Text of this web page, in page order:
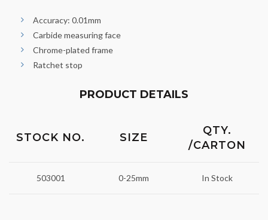
Accuracy: 0.01mm
Carbide measuring face
Chrome-plated frame
Ratchet stop
PRODUCT DETAILS
STOCK NO. SIZE
QTY.
/CARTON
503001 0-25mm In Stock